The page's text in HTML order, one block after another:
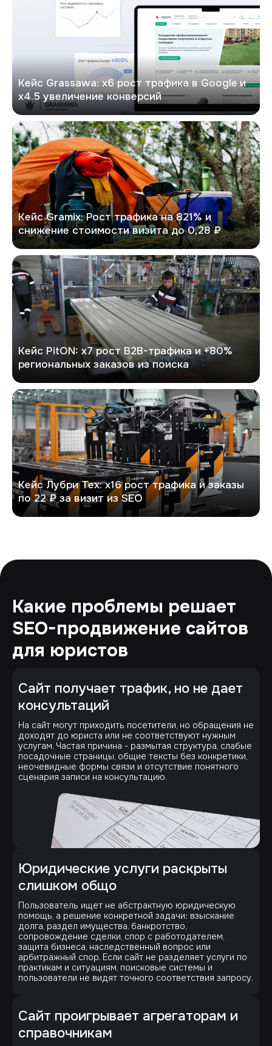
Кейс Grassawa: х6 рост трафика в Google и
х4.5 увеличение конверсий
GRAMIX
Кейс Gramix: Рост трафика на 821% и
снижение стоимости визита до 0,28 ₽
PitON
Кейс PitON: х7 рост B2B-трафика и +80%
региональных заказов из поиска
Лубри Тех
Кейс Лубри Тех: х16 рост трафика и заказы
по 22 ₽ за визит из SEO
Какие проблемы решает
SEO-продвижение сайтов
для юристов
Сайт получает трафик, но не дает
консультаций
На сайт могут приходить посетители, но обращения не
доходят до юриста или не соответствуют нужным
услугам. Частая причина - размытая структура, слабые
посадочные страницы, общие тексты без конкретики,
неочевидные формы связи и отсутствие понятного
сценария записи на консультацию.
Юридические услуги раскрыты
слишком общо
Пользователь ищет не абстрактную юридическую
помощь, а решение конкретной задачи: взыскание
долга, раздел имущества, банкротство,
сопровождение сделки, спор с работодателем,
защита бизнеса, наследственный вопрос или
арбитражный спор. Если сайт не разделяет услуги по
практикам и ситуациям, поисковые системы и
пользователи не видят точного соответствия запросу.
Сайт проигрывает агрегаторам и
справочникам